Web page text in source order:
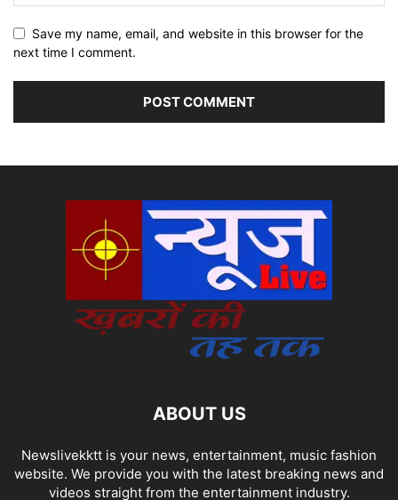
Save my name, email, and website in this browser for the
next time I comment.
ABOUT US
Newslivekktt is your news, entertainment, music fashion
website. We provide you with the latest breaking news and
videos straight from the entertainment industry.